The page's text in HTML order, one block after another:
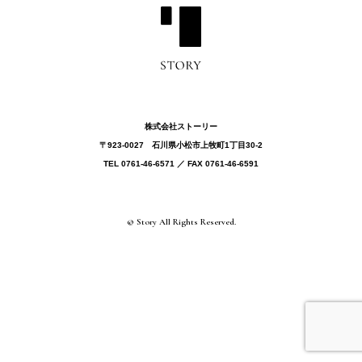
株式会社ストーリー
〒923-0027 ⽯川県⼩松市上牧町1丁目30-2
TEL 0761-46-6571 ／ FAX 0761-46-6591
© Story All Rights Reserved.